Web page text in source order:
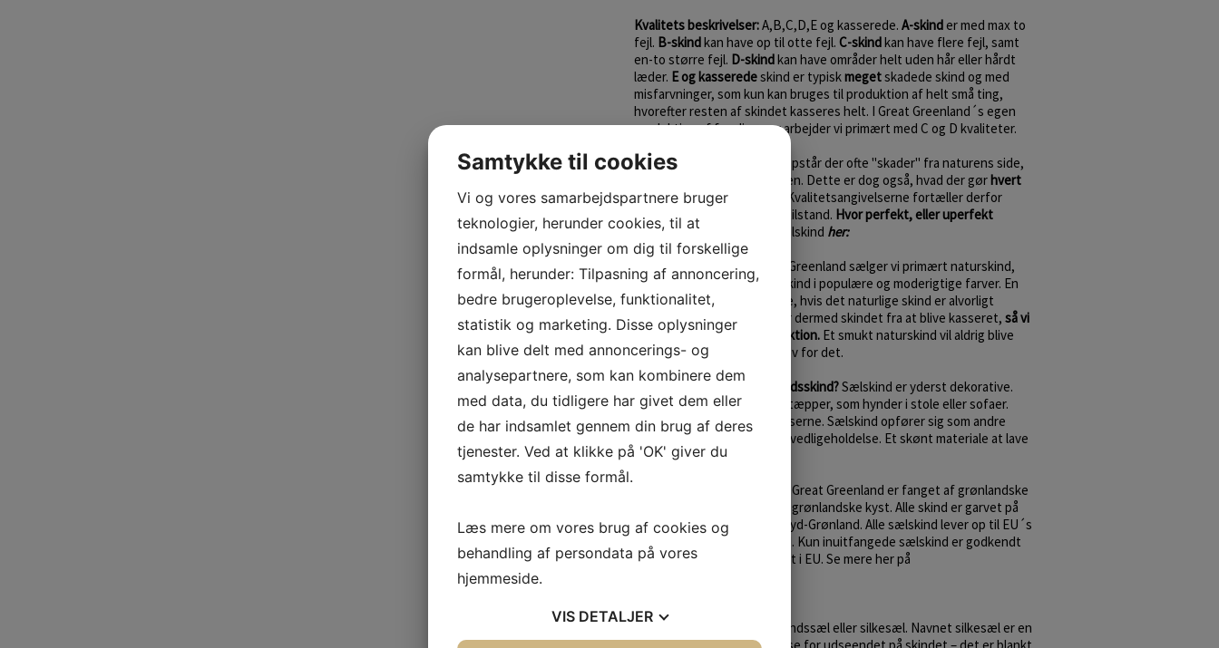
Kvalitets beskrivelser:A,B,C,D,E og kasserede. A-skinder med max to
fejl. B-skindkan have op til otte fejl. C-skindkan have flere fejl, samt
en-to større fejl. D-skindkan have områder helt uden hår eller hårdt
læder. E og kasseredeskind er typiskmegetskadede skind og med
misfarvninger, som kun kan bruges til produktion af helt små ting,
hvorefter resten af skindet kasseres helt. I Great Greenland´s egen
produktion af færdigvarer arbejder vi primært med C og D kvaliteter.
Sælerne lever vildt, derfor opstår der ofte "skader" fra naturens side,
som forringer skindkvaliteten. Dette er dog også, hvad der gørhvert
enkelt sælskind helt unikt!
Kvalitetsangivelserne fortæller derfor
noget om skindets almene tilstand. Hvor perfekt, eller uperfekt
skindet er.Læs mere om sælskind her:
Farvet sælskind:
Hos Great Greenland sælger vi primært naturskind,
men vi farver også mange skind i populære og moderigtige farver. En
farvning kommer kun på tale, hvis det naturlige skind er alvorligt
misfarvet. En farvning reder dermed skindet fra at blive kasseret, så vi
sikrer en bæredygtig produktion.Et smukt naturskind vil aldrig blive
farvet, hvis ikke der er behov for det.
Dekorations eller håndarbejdsskind?Sælskind er yderst dekorative.
Kan anvendes som bla. gulvtæpper, som hynder i stole eller sofaer.
Kun fantasien sætter grænserne. Sælskind opfører sig som andre
lædervarer ifht. slidtage og vedligeholdelse. Et skønt materiale at lave
håndarbejde i.
Alle sælskind forarbejdet af Great Greenland er fanget af grønlandske
inuitfangere langs med den grønlandske kyst. Alle skind er garvet på
Great Greenlands garveri i Syd-Grønland. Alle sælskind lever op til EU´s
lovgivning omkring sælskind. Kun inuitfangede sælskind er godkendt
til salg, produktion og import i EU. Se mere her på
Harpsæl/Grønlandssæl:
Harpsæl kaldes også grønlandssæl eller silkesæl. Navnet silkesæl er en
Samtykke til cookies
Vi og vores samarbejdspartnere bruger
teknologier, herunder cookies, til at
indsamle oplysninger om dig til forskellige
formål, herunder: Tilpasning af annoncering,
bedre brugeroplevelse, funktionalitet,
statistik og marketing. Disse oplysninger
kan blive delt med annoncerings- og
analysepartnere, som kan kombinere dem
med data, du tidligere har givet dem eller
de har indsamlet gennem din brug af deres
tjenester. Ved at klikke på 'OK' giver du
samtykke til disse formål.
Læs mere om vores brug af cookies og
behandling af persondata på vores
hjemmeside.
VIS DETALJER